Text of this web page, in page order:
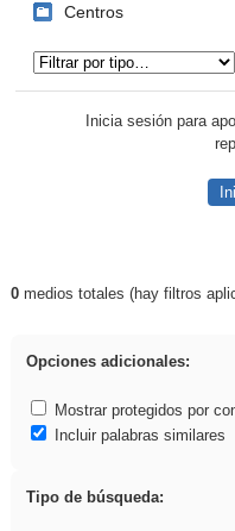
Centros
Inicia sesión para
Resultados de:
0medios totales (hay filtros
Opciones adicionales:
Mostrar protegidos por
Incluir palabras similares
Tipo de búsqueda: